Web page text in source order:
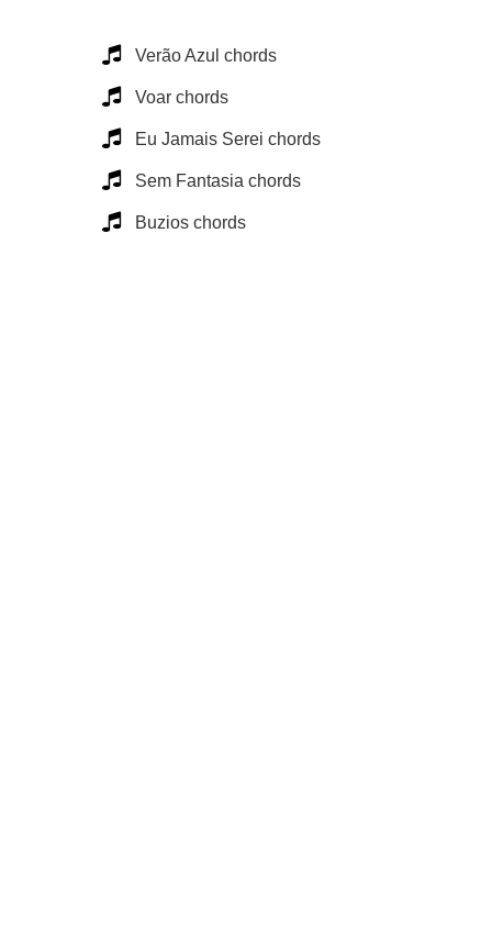
Verão Azul chords
Voar chords
Eu Jamais Serei chords
Sem Fantasia chords
Buzios chords